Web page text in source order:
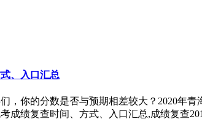
、入口汇总
，你的分数是否与预期相差较大？2020年
成绩复查时间、方式、入口汇总,成绩复查